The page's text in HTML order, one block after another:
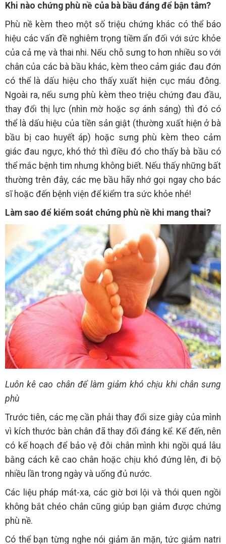
Khi nào chứng phù nề của bà bầu đáng để bận tâm?
Phù nề kèm theo một số triệu chứng khác có thể báo
hiệu các vấn đề nghiêm trọng tiềm ẩn đối với sức khỏe
của cả mẹ và thai nhi. Nếu chỗ sưng to hơn nhiều so với
chân của các bà bầu khác, kèm theo cảm giác đau đớn
có thể là dấu hiệu cho thấy xuất hiện cục máu đông.
Ngoài ra, nếu sưng phù kèm theo triệu chứng đau đầu,
thay đổi thị lực (nhìn mờ hoặc sợ ánh sáng) thì đó có
thể là dấu hiệu của tiền sản giật (thường xuất hiện ở bà
bầu bị cao huyết áp) hoặc sưng phù kèm theo cảm
giác đau ngực, khó thở thì điều đó cho thấy bà bầu có
thể mắc bệnh tim nhưng không biết. Nếu thấy những bất
thường trên đây, các mẹ bầu hãy nhớ gọi ngay cho bác
sĩ hoặc đến bệnh viện để kiểm tra sức khỏe nhé!
Làm sao để kiểm soát chứng phù nề khi mang thai?
Luôn kê cao chân để làm giảm khó chịu khi chân sưng
phù
Trước tiên, các mẹ cần phải thay đổi size giày của mình
vì kích thước bàn chân đã thay đổi đáng kể. Kế đến, nên
có kế hoạch để bảo vệ đôi chân mình khi ngồi quá lâu
bằng cách kê cao chân hoặc chịu khó đứng lên, đi bộ
nhiều lần trong ngày và uống đủ nước.
Các liệu pháp mát-xa, các giờ bơi lội và thói quen ngồi
không bắt chéo chân cũng giúp bạn giảm được chứng
phù nề.
Có thể bạn từng nghe nói giảm ăn mặn, tức giảm natri